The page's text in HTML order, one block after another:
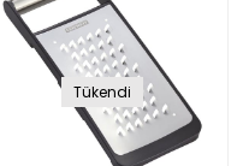
Tükendi